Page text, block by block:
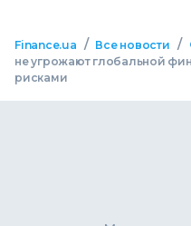
Finance.ua / Все новости /
не угрожают глобальной
рисками